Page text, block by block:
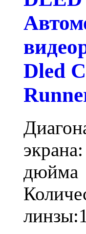
Dled
дюйма
линзы:1